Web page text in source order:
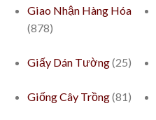
Giao Nhận Hàng Hóa
(878)
Giấy Dán Tường(25)
Giống Cây Trồng(81)